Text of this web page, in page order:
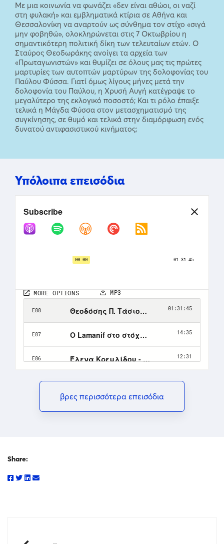
Με μια κοινωνία να φωνάζει «δεν είναι αθώοι, οι ναζί
στη φυλακή» και εμβληματικά κτίρια σε Αθήνα και
Θεσσαλονίκη να αναρτούν ως σύνθημα τον στίχο «σιγά
μην φοβηθώ», ολοκληρώνεται στις 7 Οκτωβρίου η
σημαντικότερη πολιτική δίκη των τελευταίων ετών. Ο
Σταύρος Θεοδωράκης ανοίγει τα αρχεία των
«Πρωταγωνιστών» και θυμίζει σε όλους μας τις πρώτες
μαρτυρίες των αυτοπτών μαρτύρων της δολοφονίας του
Παύλου Φύσσα. Γιατί όμως λίγους μήνες μετά την
δολοφονία του Παύλου, η Χρυσή Αυγή κατέγραψε το
μεγαλύτερο της εκλογικό ποσοστό; Και τι ρόλο έπαιξε
τελικά η Μάγδα Φύσσα στον μετασχηματισμό της
συγκίνησης, σε θυμό και τελικά στην διαμόρφωση ενός
δυνατού αντιφασιστικού κινήματος;
Υπόλοιπα επεισόδια
βρες περισσότερα επεισόδια
Share: